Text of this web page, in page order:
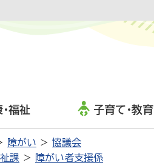
福祉 子育て・教育
障がい
協議会
課 障がい者支援係